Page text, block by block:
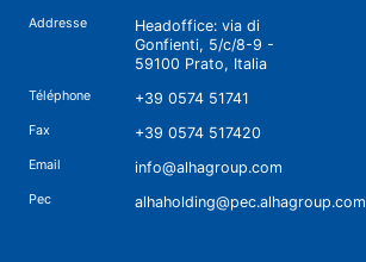
Addresse
Headoffice: via di
Gonfienti, 5/c/8-9 -
59100 Prato, Italia
Téléphone +39 0574 51741
Fax +39 0574 517420
Email info@alhagroup.com
Pec alhaholding@pec.alhagroup.com